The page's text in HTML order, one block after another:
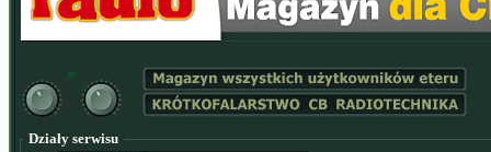
Działy serwisu